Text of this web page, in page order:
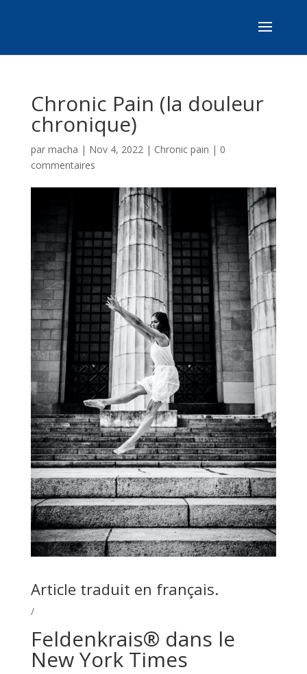
Chronic Pain (la douleur
chronique)
par macha | Nov 4, 2022| Chronic pain | 0
commentaires
Article traduit en français.
/
Feldenkrais® dans le
New York Times